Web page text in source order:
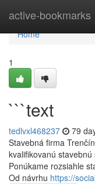
active-bookmarks
Home
Home
1
```text
tedlvxl468237 79
Stavebná firma
kvalifikovanú
Ponúkame rozsiahle
Od návrhu https://